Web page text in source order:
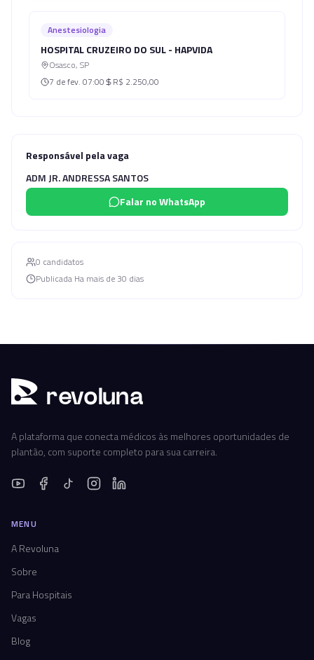
Anestesiologia
HOSPITAL CRUZEIRO DO SUL - HAPVIDA
Osasco, SP
7 de fev. 07:00 R$ 2.250,00
Responsável pela vaga
ADM JR. ANDRESSA SANTOS
Falar no WhatsApp
0 candidatos
Publicada Ha mais de 30 dias
revoluna
A plataforma que conecta médicos às melhores oportunidades de
plantão, com suporte completo para sua carreira.
MENU
A Revoluna
Sobre
Para Hospitais
Vagas
Blog